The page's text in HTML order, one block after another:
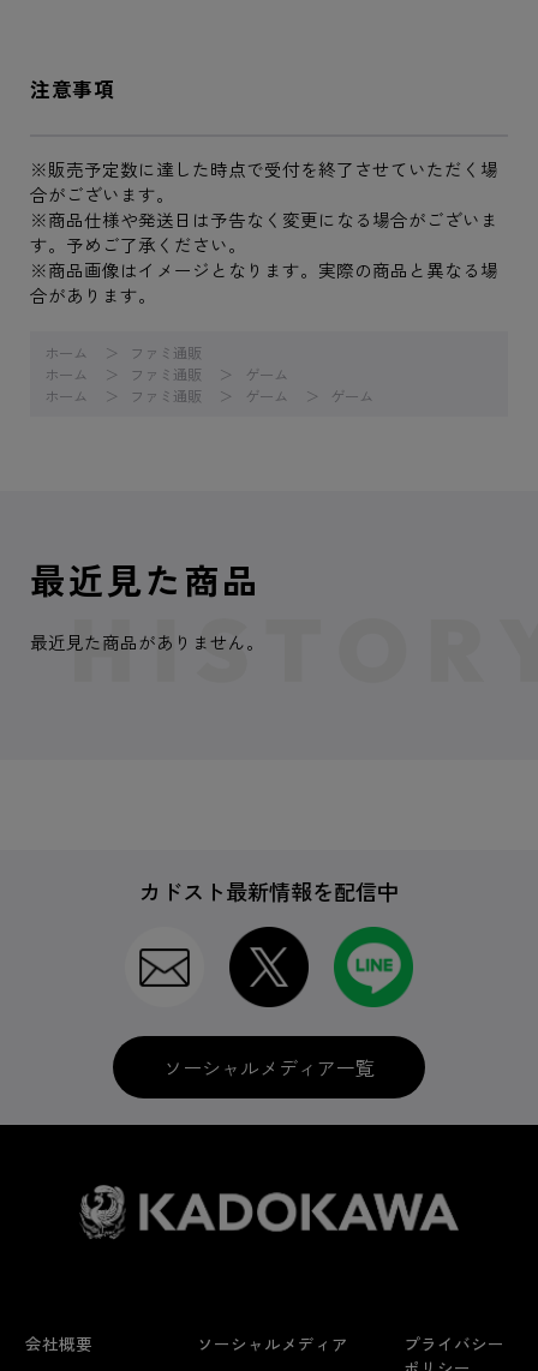
注意事項
※販売予定数に達した時点で受付を終了させていただく場
合がございます。
※商品仕様や発送日は予告なく変更になる場合がございま
す。予めご了承ください。
※商品画像はイメージとなります。実際の商品と異なる場
合があります。
ホーム
ファミ通販
ホーム
ファミ通販
ゲーム
ホーム
ファミ通販 ゲーム ゲーム
最近見た商品
最近見た商品がありません。
カドスト最新情報を配信中
ソーシャルメディア一覧
会社概要 ソーシャルメディア
プライバシー